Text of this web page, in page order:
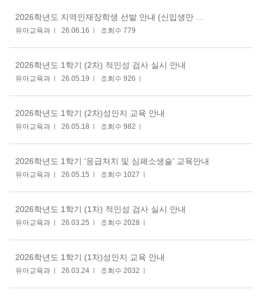
2026학년도 지역인재장학생 선발 안내 (신입생만 해당)
유아교육과 26.06.16 조회수 779
2026학년도 1학기 (2차) 적인성 검사 실시 안내
유아교육과 26.05.19 조회수 926
2026학년도 1학기 (2차)성인지 교육 안내
유아교육과 26.05.18 조회수 982
2026학년도 1학기 '응급처치 및 심폐소생술' 교육안내
유아교육과 26.05.15 조회수 1027
2026학년도 1학기 (1차) 적인성 검사 실시 안내
유아교육과 26.03.25 조회수 2028
2026학년도 1학기 (1차)성인지 교육 안내
유아교육과 26.03.24 조회수 2032